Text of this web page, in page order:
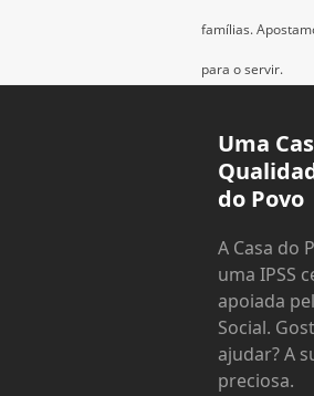
famílias.
para o servir.
Uma
do Povo
A Casa do
uma IPSS
apoiada
Social.
ajudar? A
preciosa.